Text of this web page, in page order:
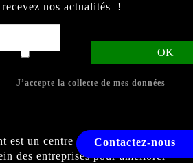
nos actualités !
J’accepte la collecte de mes données
est un centre de formation agréé
des entreprises pour améliorer
Contactez-nous